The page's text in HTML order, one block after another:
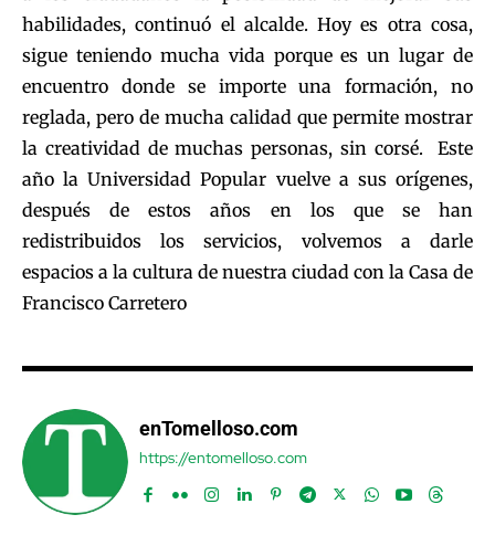
habilidades, continuó el alcalde. Hoy es otra cosa,
sigue teniendo mucha vida porque es un lugar de
encuentro donde se importe una formación, no
reglada, pero de mucha calidad que permite mostrar
la creatividad de muchas personas, sin corsé. Este
año la Universidad Popular vuelve a sus orígenes,
después de estos años en los que se han
redistribuidos los servicios, volvemos a darle
espacios a la cultura de nuestra ciudad con la Casa de
Francisco Carretero
enTomelloso.com
https://entomelloso.com